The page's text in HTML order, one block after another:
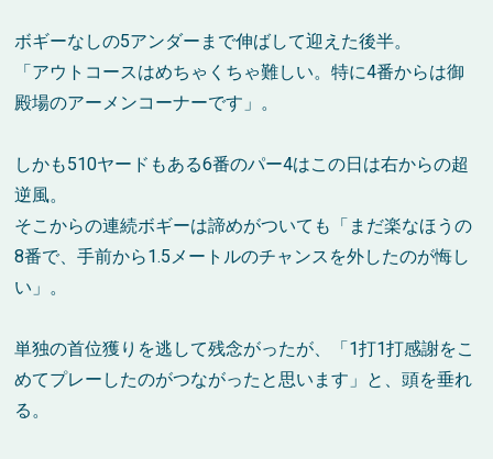
ボギーなしの5アンダーまで伸ばして迎えた後半。
「アウトコースはめちゃくちゃ難しい。特に4番からは御
殿場のアーメンコーナーです」。
しかも510ヤードもある6番のパー4はこの日は右からの超
逆風。
そこからの連続ボギーは諦めがついても「まだ楽なほうの
8番で、手前から1.5メートルのチャンスを外したのが悔し
い」。
単独の首位獲りを逃して残念がったが、「1打1打感謝をこ
めてプレーしたのがつながったと思います」と、頭を垂れ
る。